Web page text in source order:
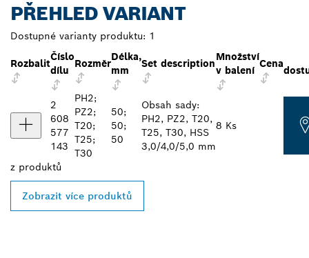
PŘEHLED VARIANT
Dostupné varianty produktu: 1
Rozbalit
Číslo
dílu
Rozměr
Délka,
mm
Set description
Množství
v balení
Cena
2
608
577
143
PH2;
PZ2;
T20;
T25;
T30
50;
50;
50
Obsah sady:
PH2, PZ2, T20,
T25, T30, HSS
3,0/4,0/5,0 mm
8 Ks
z produktů
Zobrazit více produktů